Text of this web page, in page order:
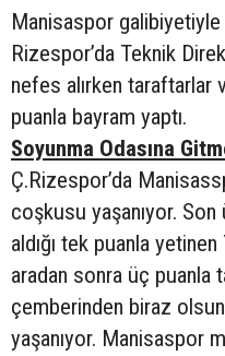
Manisaspor
Rizespor’da Teknik
nefes alırken taraftarlar
puanla bayram yaptı.
Soyunma Odasına
Ç.Rizespor’da
coşkusu yaşanıyor.
aldığı tek puanla
aradan sonra üç puanla
çemberinden biraz
yaşanıyor. Manisaspor